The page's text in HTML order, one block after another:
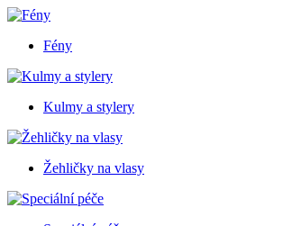
Fény
Kulmy a stylery
Žehličky na vlasy